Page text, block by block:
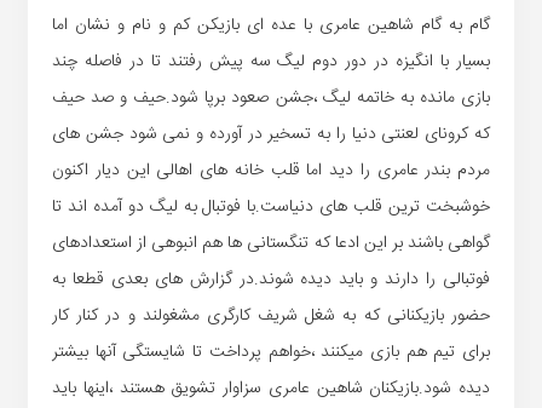
گام به گام شاهین عامری با عده ای بازیکن کم و نام و نشان اما
بسیار با انگیزه در دور دوم لیگ سه پیش رفتند تا در فاصله چند
بازی مانده به خاتمه لیگ ،جشن صعود برپا شود.حیف و صد حیف
که کرونای لعنتی دنیا را به تسخیر در آورده و نمی شود جشن های
مردم بندر عامری را دید اما قلب خانه های اهالی این دیار اکنون
خوشبخت ترین قلب های دنیاست.با فوتبال به لیگ دو آمده اند تا
گواهی باشند بر این ادعا که تنگستانی ها هم انبوهی از استعدادهای
فوتبالی را دارند و باید دیده شوند.در گزارش های بعدی قطعا به
حضور بازیکنانی که به شغل شریف کارگری مشغولند و در کنار کار
برای تیم هم بازی میکنند ،خواهم پرداخت تا شایستگی آنها بیشتر
دیده شود.بازیکنان شاهین عامری سزاوار تشویق هستند ،اینها باید